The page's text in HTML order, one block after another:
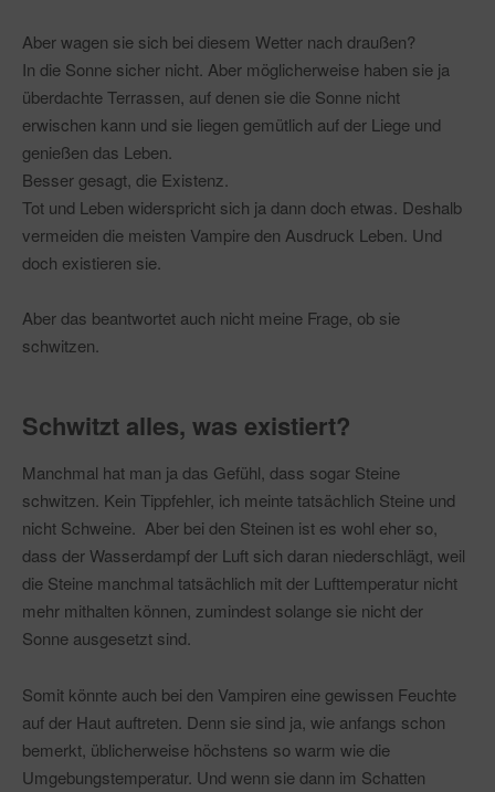
Aber wagen sie sich bei diesem Wetter nach draußen?
In die Sonne sicher nicht. Aber möglicherweise haben sie ja
überdachte Terrassen, auf denen sie die Sonne nicht
erwischen kann und sie liegen gemütlich auf der Liege und
genießen das Leben.
Besser gesagt, die Existenz.
Tot und Leben widerspricht sich ja dann doch etwas. Deshalb
vermeiden die meisten Vampire den Ausdruck Leben. Und
doch existieren sie.
Aber das beantwortet auch nicht meine Frage, ob sie
schwitzen.
Schwitzt alles, was existiert?
Manchmal hat man ja das Gefühl, dass sogar Steine
schwitzen. Kein Tippfehler, ich meinte tatsächlich Steine und
nicht Schweine. Aber bei den Steinen ist es wohl eher so,
dass der Wasserdampf der Luft sich daran niederschlägt, weil
die Steine manchmal tatsächlich mit der Lufttemperatur nicht
mehr mithalten können, zumindest solange sie nicht der
Sonne ausgesetzt sind.
Somit könnte auch bei den Vampiren eine gewissen Feuchte
auf der Haut auftreten. Denn sie sind ja, wie anfangs schon
bemerkt, üblicherweise höchstens so warm wie die
Umgebungstemperatur. Und wenn sie dann im Schatten